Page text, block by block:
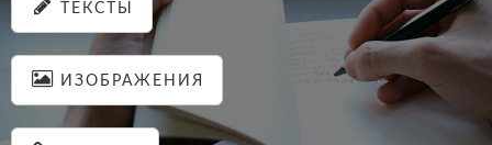
ТЕКСТЫ
ИЗОБРАЖЕНИЯ